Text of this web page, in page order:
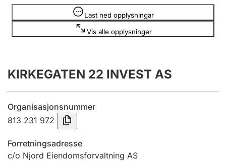
Registrere, endre, slette
Årsrekneskap
Innsending og forseinkingsgebyr
Tinglysing
Last ned opplysningar
Vis alle opplysninger
Opplysninger er skjult
KIRKEGATEN 22 INVEST AS
Organisasjonsnummer
813 231 972
Forretningsadresse
c/o Njord Eiendomsforvaltning AS